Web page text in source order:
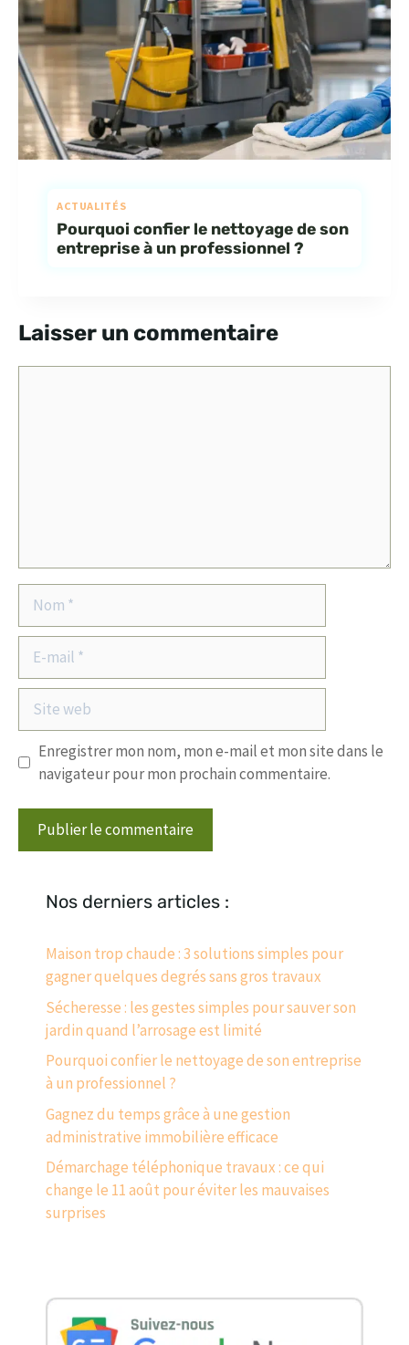
ACTUALITÉS
Pourquoi confier le nettoyage de son
entreprise à un professionnel ?
Laisser un commentaire
mail
Site
web
Enregistrer mon nom, mon e-mail et mon site dans le
navigateur pour mon prochain commentaire.
Nos derniers articles :
Maison trop chaude : 3 solutions simples pour
gagner quelques degrés sans gros travaux
Sécheresse : les gestes simples pour sauver son
jardin quand l’arrosage est limité
Pourquoi confier le nettoyage de son entreprise
à un professionnel ?
Gagnez du temps grâce à une gestion
administrative immobilière efficace
Démarchage téléphonique travaux : ce qui
change le 11 août pour éviter les mauvaises
surprises